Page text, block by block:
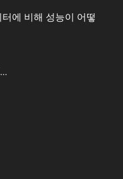
에 비해 성능이 어떻